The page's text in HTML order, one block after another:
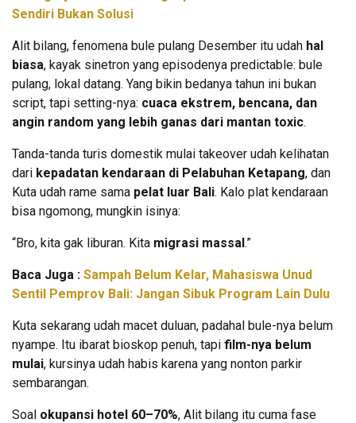
Sendiri Bukan Solusi
Alit bilang, fenomena bule pulang Desember itu udah hal
biasa, kayak sinetron yang episodenya predictable: bule
pulang, lokal datang. Yang bikin bedanya tahun ini bukan
script, tapi setting-nya: cuaca ekstrem, bencana, dan
angin random yang lebih ganas dari mantan toxic.
Tanda-tanda turis domestik mulai takeover udah kelihatan
dari kepadatan kendaraan di Pelabuhan Ketapang, dan
Kuta udah rame sama pelat luar Bali. Kalo plat kendaraan
bisa ngomong, mungkin isinya:
“Bro, kita gak liburan. Kita migrasi massal.”
Baca Juga : Sampah Belum Kelar, Mahasiswa Unud
Sentil Pemprov Bali: Jangan Sibuk Program Lain Dulu
Kuta sekarang udah macet duluan, padahal bule-nya belum
nyampe. Itu ibarat bioskop penuh, tapi film-nya belum
mulai, kursinya udah habis karena yang nonton parkir
sembarangan.
Soal okupansi hotel 60–70%, Alit bilang itu cuma fase